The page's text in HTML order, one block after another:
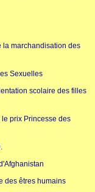
la marchandisation des
Sexuelles
scolaire des filles
prix Princesse des
des êtres humains